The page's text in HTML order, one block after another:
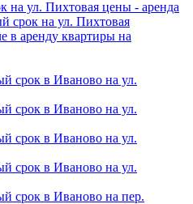
на ул. Пихтовая цены - аренда
срок на ул. Пихтовая
в аренду квартиры на
срок в Иваново на ул.
срок в Иваново на ул.
срок в Иваново на ул.
срок в Иваново на ул.
срок в Иваново на пер.